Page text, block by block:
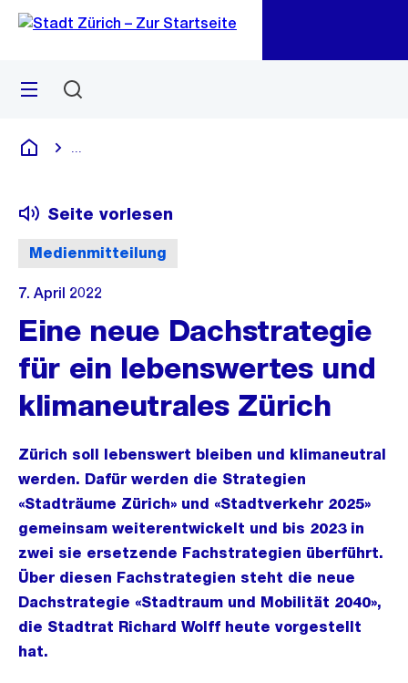
Navigation
Sprunglink
Menü
Deutsch
Medienmitteilung
Seite vorlesen
7. April 2022
Eine neue Dachstrategie
für ein lebenswertes und
klimaneutrales Zürich
Zürich soll lebenswert bleiben und klimaneutral
werden. Dafür werden die Strategien
«Stadträume Zürich» und «Stadtverkehr 2025»
gemeinsam weiterentwickelt und bis 2023 in
zwei sie ersetzende Fachstrategien überführt.
Über diesen Fachstrategien steht die neue
Dachstrategie «Stadtraum und Mobilität 2040»,
die Stadtrat Richard Wolff heute vorgestellt
hat.